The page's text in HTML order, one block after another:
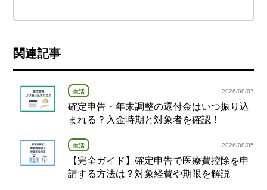
関連記事
生活 2026/08/07
確定申告・年末調整の還付金はいつ振り込
まれる？入金時期と対象者を確認！
生活 2026/08/05
【完全ガイド】確定申告で医療費控除を申
請する方法は？対象経費や期限を解説